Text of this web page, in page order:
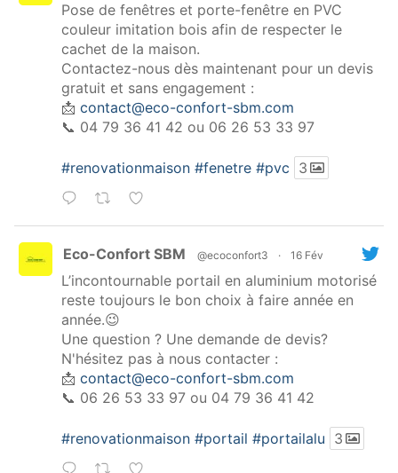
Pose de fenêtres et porte-fenêtre en PVC
couleur imitation bois afin de respecter le
cachet de la maison.
Contactez-nous dès maintenant pour un devis
gratuit et sans engagement :
📩 contact@eco-confort-sbm.com
📞 04 79 36 41 42 ou 06 26 53 33 97
#renovationmaison #fenetre #pvc 3
Eco-Confort SBM @ecoconfort3 · 16 Fév
L’incontournable portail en aluminium motorisé
reste toujours le bon choix à faire année en
année.😉
Une question ? Une demande de devis?
N'hésitez pas à nous contacter :
📩 contact@eco-confort-sbm.com
📞 06 26 53 33 97 ou 04 79 36 41 42
#renovationmaison #portail #portailalu 3